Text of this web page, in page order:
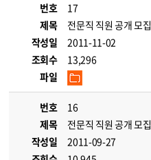
번호
17
제목
전문직 직원 공개 모집
작성일
2011-11-02
조회수
13,296
파일
번호
16
제목
전문직 직원 공개 모집
작성일
2011-09-27